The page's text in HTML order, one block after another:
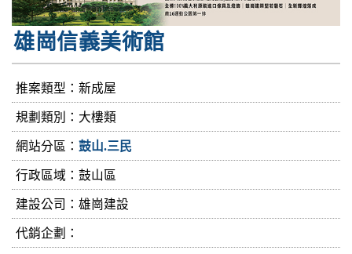
雄崗信義美術館
推案類型：新成屋
規劃類別：大樓類
網站分區： 鼓山.三民
行政區域：鼓山區
建設公司： 雄崗建設
代銷企劃：